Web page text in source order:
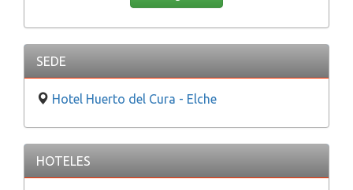
SEDE
Hotel Huerto del Cura - Elche
HOTELES